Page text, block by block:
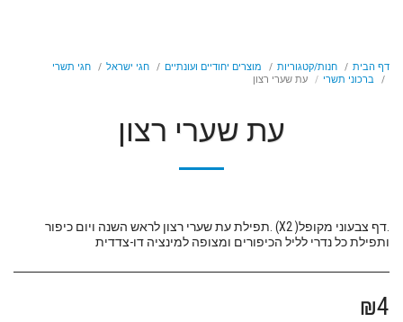
דף הבית חנות/קטגוריות מוצרים יחודיים ועונתיים חגי ישראל
חגי תשרי
ברכוני תשרי
עת שערי רצון
עת שערי רצון
.דף צבעוני מקופל( X2) .תפילת עת שערי רצון לראש השנה ויום כיפור
ותפילת כל נדרי לליל הכיפורים ומצופה למינציה דו-צדדית
₪4